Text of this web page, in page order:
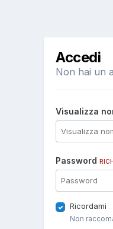
Accedi
Non hai un
Visualizza
Password
Ricordami
Non